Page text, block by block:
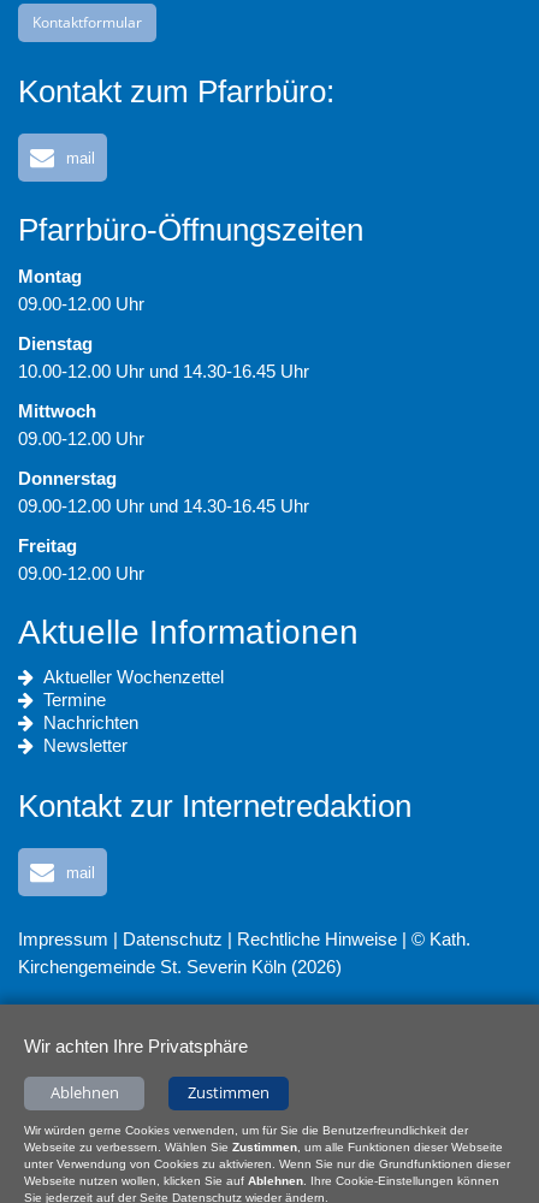
Kontaktformular
Kontakt zum Pfarrbüro:
mail
Pfarrbüro-Öffnungszeiten
Montag
09.00-12.00 Uhr
Dienstag
10.00-12.00 Uhr und 14.30-16.45 Uhr
Mittwoch
09.00-12.00 Uhr
Donnerstag
09.00-12.00 Uhr und 14.30-16.45 Uhr
Freitag
09.00-12.00 Uhr
Aktuelle Informationen
Aktueller Wochenzettel
Termine
Nachrichten
Newsletter
Kontakt zur Internetredaktion
mail
Impressum | Datenschutz | Rechtliche Hinweise | © Kath.
Kirchengemeinde St. Severin Köln (2026)
Wir achten Ihre Privatsphäre
Ablehnen Zustimmen
Wir würden gerne Cookies verwenden, um für Sie die Benutzerfreundlichkeit der
Webseite zu verbessern. Wählen Sie Zustimmen , um alle Funktionen dieser Webseite
unter Verwendung von Cookies zu aktivieren. Wenn Sie nur die Grundfunktionen dieser
Webseite nutzen wollen, klicken Sie auf Ablehnen . Ihre Cookie-Einstellungen können
Sie jederzeit auf der Seite Datenschutz wieder ändern.